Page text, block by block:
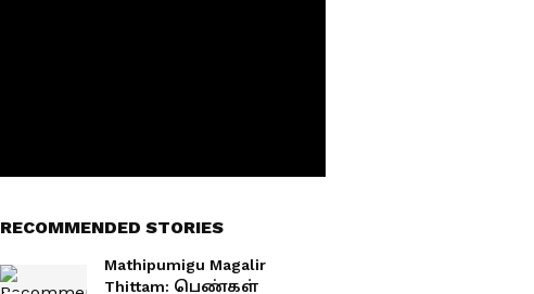
RECOMMENDED STORIES
Mathipumigu Magalir
Thittam: பெண்கள்